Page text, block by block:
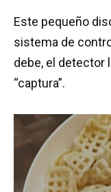
Este pequeño
sistema de
debe, el detector
“captura”.